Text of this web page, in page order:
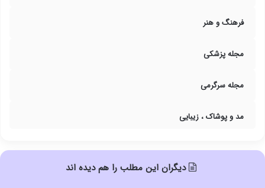
فرهنگ و هنر
مجله پزشکی
مجله سرگرمی
مد و پوشاک ، زیبایی
دیگران این مطلب را هم دیده اند